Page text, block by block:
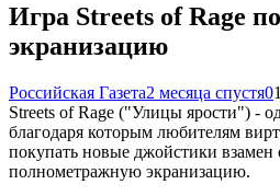
Игра Streets of Rage
экранизацию
Российская Газета2 месяца спустя0
Streets of Rage ("Улицы ярости") -
благодаря которым любителям
покупать новые джойстики
полнометражную экранизацию.